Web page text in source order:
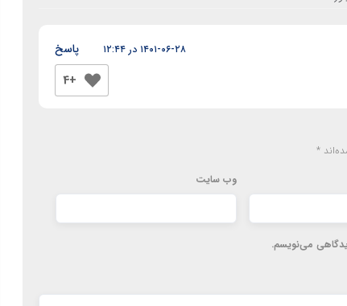
۱۴۰۱-۰۶-۲۸ در ۱۲:۴۴
+4
پاسخ
*
وب‌ سایت
می‌نویسم.